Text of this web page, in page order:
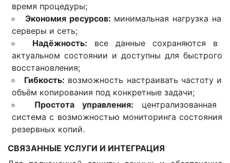
время процедуры;
Экономия ресурсов: минимальная нагрузка на
серверы и сеть;
Надёжность: все данные сохраняются в
актуальном состоянии и доступны для быстрого
восстановления;
Гибкость: возможность настраивать частоту и
объём копирования под конкретные задачи;
Простота управления: централизованная
система с возможностью мониторинга состояния
резервных копий.
СВЯЗАННЫЕ УСЛУГИ И ИНТЕГРАЦИЯ